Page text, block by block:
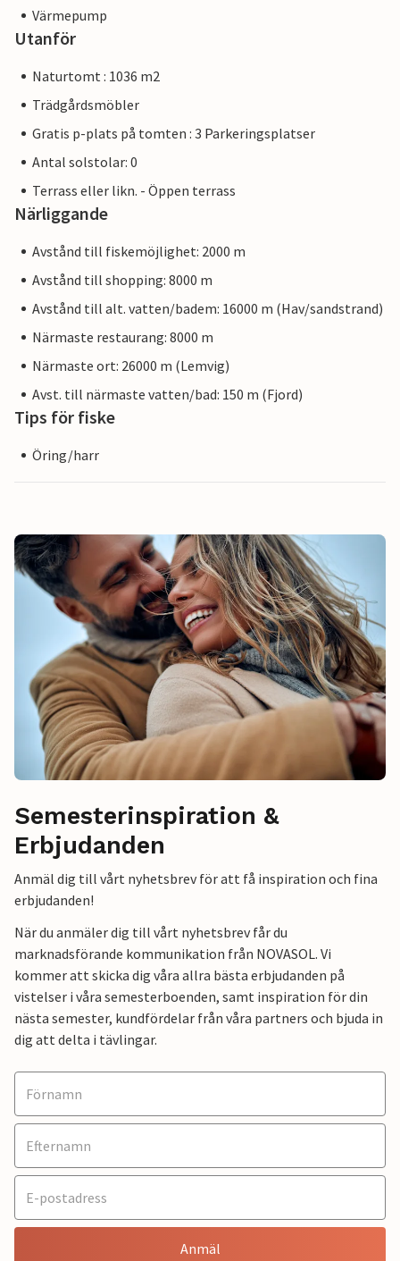
Värmepump
Utanför
Naturtomt : 1036 m2
Trädgårdsmöbler
Gratis p-plats på tomten : 3 Parkeringsplatser
Antal solstolar: 0
Terrass eller likn. - Öppen terrass
Närliggande
Avstånd till fiskemöjlighet: 2000 m
Avstånd till shopping: 8000 m
Avstånd till alt. vatten/badem: 16000 m (Hav/sandstrand)
Närmaste restaurang: 8000 m
Närmaste ort: 26000 m (Lemvig)
Avst. till närmaste vatten/bad: 150 m (Fjord)
Tips för fiske
Öring/harr
Semesterinspiration &
Erbjudanden
Anmäl dig till vårt nyhetsbrev för att få inspiration och fina
erbjudanden!
När du anmäler dig till vårt nyhetsbrev får du
marknadsförande kommunikation från NOVASOL. Vi
kommer att skicka dig våra allra bästa erbjudanden på
vistelser i våra semesterboenden, samt inspiration för din
nästa semester, kundfördelar från våra partners och bjuda in
dig att delta i tävlingar.
Anmäl